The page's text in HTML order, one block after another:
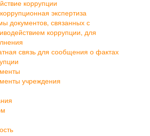
коррупции
экспертиза
документов, связанных с
коррупции, для
связь для сообщения о фактах
учреждения